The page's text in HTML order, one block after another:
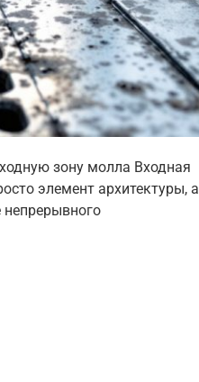
зону молла Входная
элемент архитектуры, а